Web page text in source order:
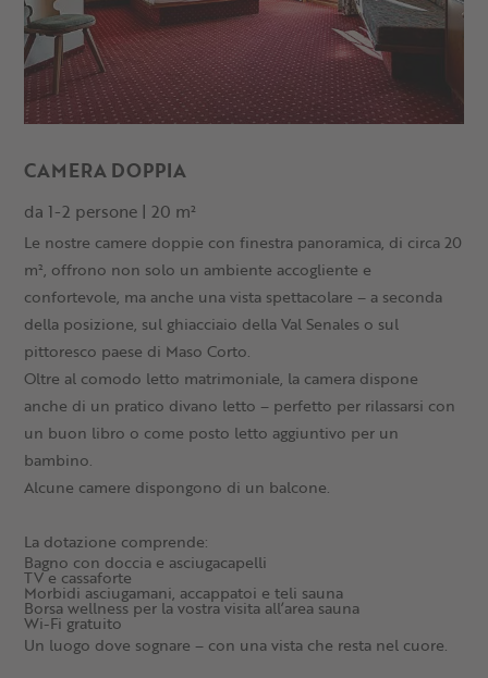
CAMERA DOPPIA
da 1-2 persone | 20 m²
Le nostre camere doppie con finestra panoramica, di circa 20
m², offrono non solo un ambiente accogliente e
confortevole, ma anche una vista spettacolare – a seconda
della posizione, sul ghiacciaio della Val Senales o sul
pittoresco paese di Maso Corto.
Oltre al comodo letto matrimoniale, la camera dispone
anche di un pratico divano letto – perfetto per rilassarsi con
un buon libro o come posto letto aggiuntivo per un
bambino.
Alcune camere dispongono di un balcone.
La dotazione comprende:
Bagno con doccia e asciugacapelli
TV e cassaforte
Morbidi asciugamani, accappatoi e teli sauna
Borsa wellness per la vostra visita all’area sauna
Wi-Fi gratuito
Un luogo dove sognare – con una vista che resta nel cuore.